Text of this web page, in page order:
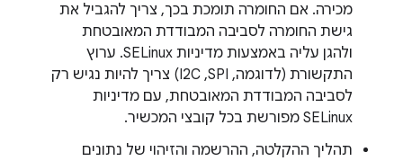
מכירה. אם החומרה תומכת בכך, צריך להגביל את
גישת החומרה לסביבה המבודדת המאובטחת
ולהגן עליה באמצעות מדיניות SELinux. ערוץ
התקשורת (לדוגמה, SPI,‏ I2C) צריך להיות נגיש רק
לסביבה המבודדת המאובטחת, עם מדיניות
SELinux מפורשת בכל קובצי המכשיר.
תהליך ההקלטה, ההרשמה והזיהוי של נתונים